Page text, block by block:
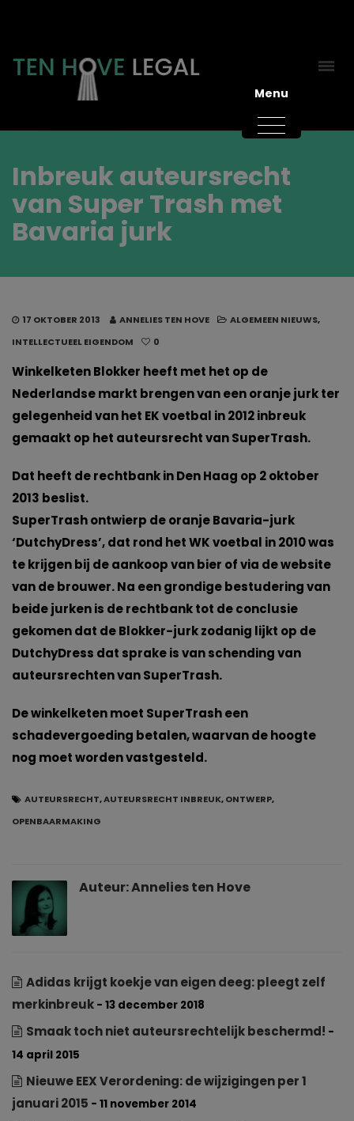
Inbreuk auteursrecht
van Super Trash met
Bavaria jurk
17 OKTOBER 2013 ANNELIES TEN HOVE ALGEMEEN NIEUWS,
INTELLECTUEEL EIGENDOM
0
Winkelketen Blokker heeft met het op de
Nederlandse markt brengen van een oranje jurk ter
gelegenheid van het EK voetbal in 2012 inbreuk
gemaakt op het auteursrecht van SuperTrash.
Dat heeft de rechtbank in Den Haag op 2 oktober
2013 beslist.
SuperTrash ontwierp de oranje Bavaria-jurk
‘DutchyDress’, dat rond het WK voetbal in 2010 was
te krijgen bij de aankoop van bier of via de website
van de brouwer. Na een grondige bestudering van
beide jurken is de rechtbank tot de conclusie
gekomen dat de Blokker-jurk zodanig lijkt op de
DutchyDress dat sprake is van schending van
auteursrechten van SuperTrash.
De winkelketen moet SuperTrash een
schadevergoeding betalen, waarvan de hoogte
nog moet worden vastgesteld.
AUTEURSRECHT,AUTEURSRECHT INBREUK,ONTWERP,
OPENBAARMAKING
Auteur:Annelies ten Hove
Adidas krijgt koekje van eigen deeg: pleegt zelf
merkinbreuk - 13 december 2018
Smaak toch niet auteursrechtelijk beschermd! -
14 april 2015
Nieuwe EEX Verordening: de wijzigingen per 1
januari 2015 - 11 november 2014
Menu